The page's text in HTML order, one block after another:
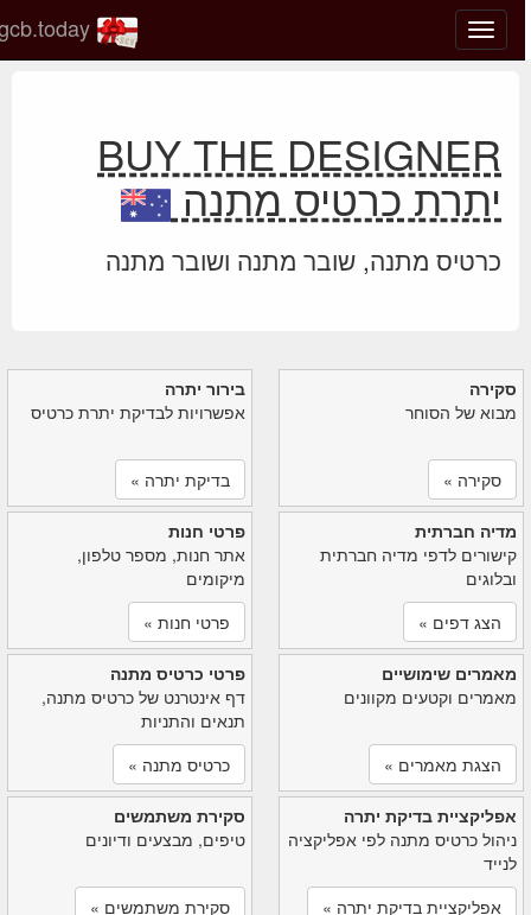
החלף
מצב
gcb.today
BUY THE DESIGNER
יתרת כרטיס מתנה
כרטיס מתנה, שובר מתנה ושובר מתנה
בירור יתרה
אפשרויות לבדיקת יתרת כרטיס
בדיקת יתרה »
סקירה
מבוא של הסוחר
סקירה »
פרטי חנות
אתר חנות, מספר טלפון,
מיקומים
פרטי חנות »
מדיה חברתית
קישורים לדפי מדיה חברתית
ובלוגים
הצג דפים »
פרטי כרטיס מתנה
דף אינטרנט של כרטיס מתנה,
תנאים והתניות
כרטיס מתנה »
מאמרים שימושיים
מאמרים וקטעים מקוונים
הצגת מאמרים »
סקירת משתמשים
טיפים, מבצעים ודיונים
סקירת משתמשים »
אפליקציית בדיקת יתרה
ניהול כרטיס מתנה לפי אפליקציה
לנייד
אפליקציית בדיקת יתרה »